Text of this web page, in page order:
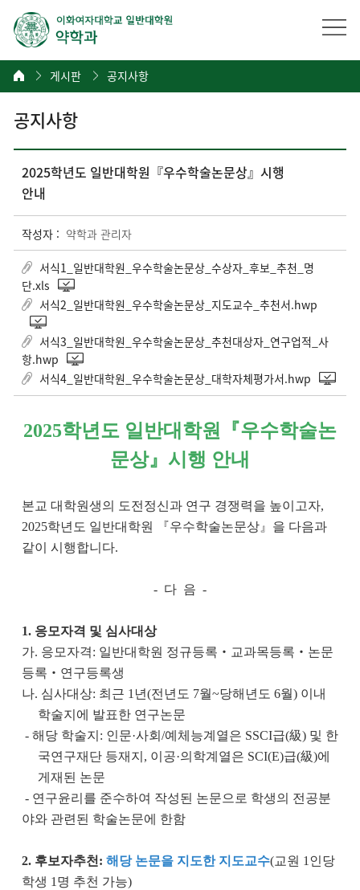
게시판 공지사항
공지사항
2025학년도 일반대학원『우수학술논문상』시행
안내
작성자 : 약학과 관리자
서식1_일반대학원_우수학술논문상_수상자_후보_추천_명
단.xls
서식2_일반대학원_우수학술논문상_지도교수_추천서.hwp
서식3_일반대학원_우수학술논문상_추천대상자_연구업적_사
항.hwp
서식4_일반대학원_우수학술논문상_대학자체평가서.hwp
2025학년도 일반대학원『우수학술논
문상』시행 안내
본교 대학원생의 도전정신과 연구 경쟁력을 높이고자,
2025학년도 일반대학원 『우수학술논문상』을 다음과
같이 시행합니다.
- 다 음 -
1. 응모자격 및 심사대상
가. 응모자격: 일반대학원 정규등록‧교과목등록‧논문
등록‧연구등록생
나. 심사대상: 최근 1년(전년도 7월~당해년도 6월) 이내
학술지에 발표한 연구논문
- 해당 학술지 : 인문·사회 /예체능계열은 SSCI급(級) 및 한
국연구재단 등재지 , 이공·의학계열은 SCI(E)급(級)에
게재된 논문
- 연구윤리를 준수하여 작성된 논문으로 학생의 전공분
야와 관련된 학술논문에 한함
2. 후보자추천: 해당 논문을 지도한 지도교수(교원 1인당
학생 1명 추천 가능)